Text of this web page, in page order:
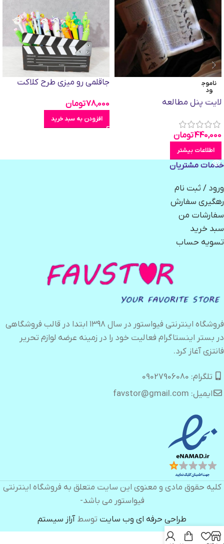
ناموج
ود
لایت پنل مطالعه
440,000تومان
اطلاعات بیشتر
جاقلمی رو میزی طرح کلاکت
78,000تومان
افزودن به سبد خرید
خدمات مشتریان
ورود / ثبت نام
رهگیری سفارش
سفارشات من
سبد خرید
تسویه حساب
فروشگاه اینترنتی فیواستور در سال ۱۳۹۸ ابتدا در قالب فروشگاهی
در بستر اینستاگرام فعالیت خود را در زمینه عرضه لوازم تحریر
فانتزی آغاز کرد.
تلگرام: 09027906080
ایمیل: favstor@gmail.com
کلیه حقوق مادی و معنوی این سایت متعلق به فروشگاه اینترنتی
فیواستور می باشد-
طراحی حرفه ای وب سایت توسطآراز سیستم